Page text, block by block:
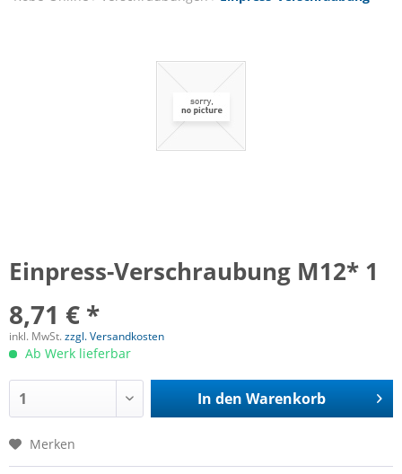
Einpress-Verschraubung M12* 1
8,71 € *
inkl. MwSt. zzgl. Versandkosten
Ab Werk lieferbar
In den Warenkorb
Merken